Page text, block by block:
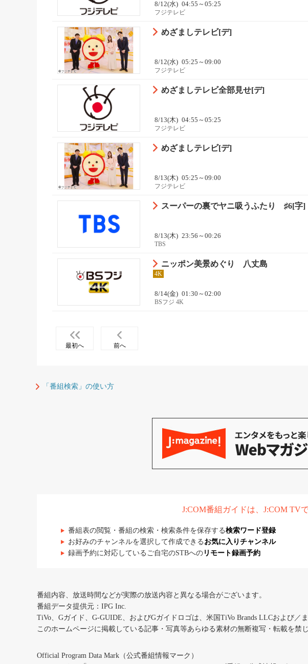
8/12(水) 04:55～05:25
フジテレビ
めざましテレビ[デ]
8/12(水) 05:25～09:00
フジテレビ
めざましテレビ全部見せ[デ]
8/13(木) 04:55～05:25
フジテレビ
めざましテレビ[デ]
8/13(木) 05:25～09:00
フジテレビ
スーパーの裏でヤニ吸うふたり ♯6[字]
8/13(木) 23:56～00:26
TBS
ニッポン美景めぐり 八丈島
4K
8/14(金) 01:30～02:00
BSフジ 4K
最初へ 前へ
「番組検索」の使い方
J:COM番組ガイドは、J:COM TV
番組表の閲覧・番組の検索・検索条件を保存する検索ワード登録
お好みのチャンネルを選択して作成できる お気に入りチャンネル
録画予約に対応しているご自宅のSTBへの リモート録画予約
番組内容、放送時間などが実際の放送内容と異なる場合がございます。
番組データ提供元：IPG Inc.
TiVo、Gガイド、G-GUIDE、およびGガイドロゴは、米国TiVo Brands LLCおよび／
このホームページに掲載している記事・写真等あらゆる素材の無断複写・転載を禁じ
Official Program Data Mark（公式番組情報マーク）